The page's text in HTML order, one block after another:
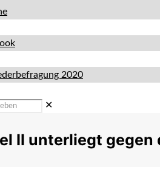
2020
✕
II unterliegt gegen